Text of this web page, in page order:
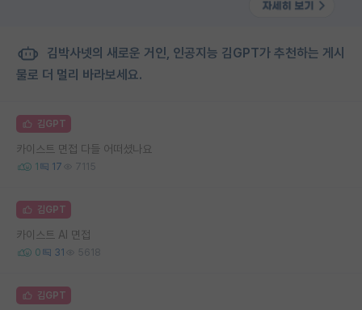
김박사넷의 새로운 거인, 인공지능 김GPT가 추천하는 게시
물로 더 멀리 바라보세요.
김GPT
카이스트 면접 다들 어떠셨나요
1 17 7115
김GPT
카이스트 AI 면접
0 31 5618
김GPT